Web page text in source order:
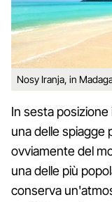
Nosy Iranja, in
In sesta
una delle spiagge
ovviamente del
una delle più
conserva